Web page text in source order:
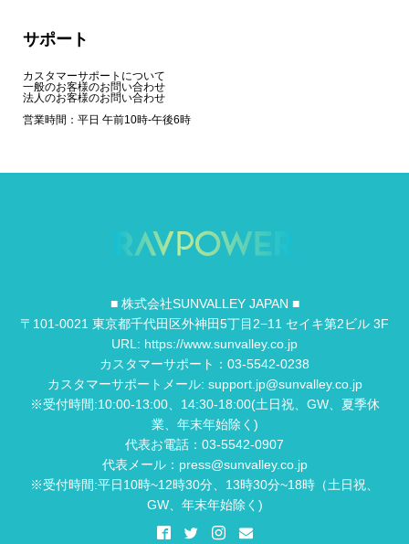
サポート
カスタマーサポートについて
一般のお客様のお問い合わせ
法人のお客様のお問い合わせ
営業時間：平日 午前10時-午後6時
■ 株式会社SUNVALLEY JAPAN ■
〒101-0021 東京都千代田区外神田5丁目2−11 セイキ第2ビル 3F
URL: https://www.sunvalley.co.jp
カスタマーサポート：03-5542-0238
カスタマーサポートメール: support.jp@sunvalley.co.jp
※受付時間:10:00-13:00、14:30-18:00(土日祝、GW、夏季休
業、年末年始除く)
代表お電話：03-5542-0907
代表メール：press@sunvalley.co.jp
※受付時間:平日10時~12時30分、13時30分~18時（土日祝、
GW、年末年始除く)